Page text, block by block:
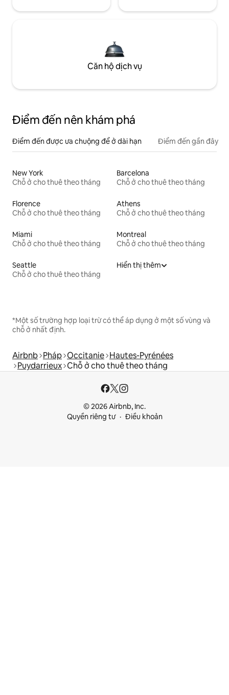
Căn hộ dịch vụ
Điểm đến nên khám phá
Điểm đến được ưa chuộng để ở dài hạn Điểm đến gần đây
New York
Chỗ ở cho thuê theo tháng
Barcelona
Chỗ ở cho thuê theo tháng
Florence
Chỗ ở cho thuê theo tháng
Athens
Chỗ ở cho thuê theo tháng
Miami
Chỗ ở cho thuê theo tháng
Montreal
Chỗ ở cho thuê theo tháng
Seattle
Chỗ ở cho thuê theo tháng
Hiển thị thêm
*Một số trường hợp loại trừ có thể áp dụng ở một số vùng và
chỗ ở nhất định.
Airbnb Pháp Occitanie Hautes-Pyrénées
Puydarrieux Chỗ ở cho thuê theo tháng
© 2026 Airbnb, Inc.
Quyền riêng tư
Điều khoản